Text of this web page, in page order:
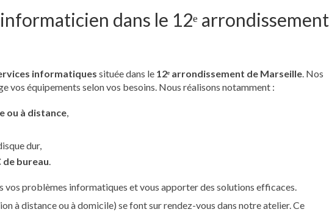
dans le 12ᵉ arrondissement
informatiques située dans le 12ᵉ arrondissement de Marseille. Nos
vos équipements selon vos besoins. Nous réalisons notamment :
ou à distance,
dur,
de bureau.
problèmes informatiques et vous apporter des solutions efficaces.
à distance ou à domicile) se font sur rendez-vous dans notre atelier. Ce